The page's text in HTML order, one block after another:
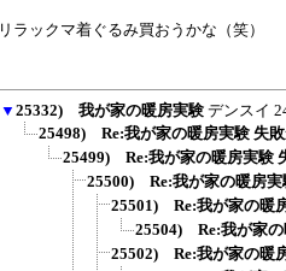
リラックマ着ぐるみ買おうかな（笑）
▼ 25332) 我が家の暖房実験 デンスイ
25498) Re:我が家の暖房実験 失
25499) Re:我が家の暖房実験
25500) Re:我が家の暖房実
25501) Re:我が家の暖
25504) Re:我が家の
25502) Re:我が家の暖